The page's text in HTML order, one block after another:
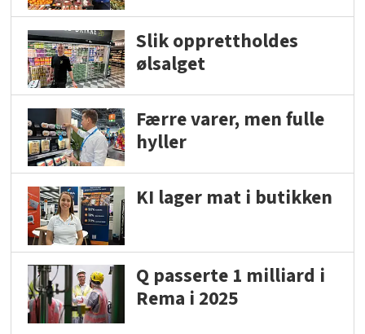
Slik opprettholdes
ølsalget
Færre varer, men fulle
hyller
KI lager mat i butikken
Q passerte 1 milliard i
Rema i 2025